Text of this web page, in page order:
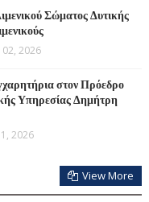
Σώματος Δυτικής
02, 2026
στον Πρόεδρο
Υπηρεσίας Δημήτρη
2026
View More